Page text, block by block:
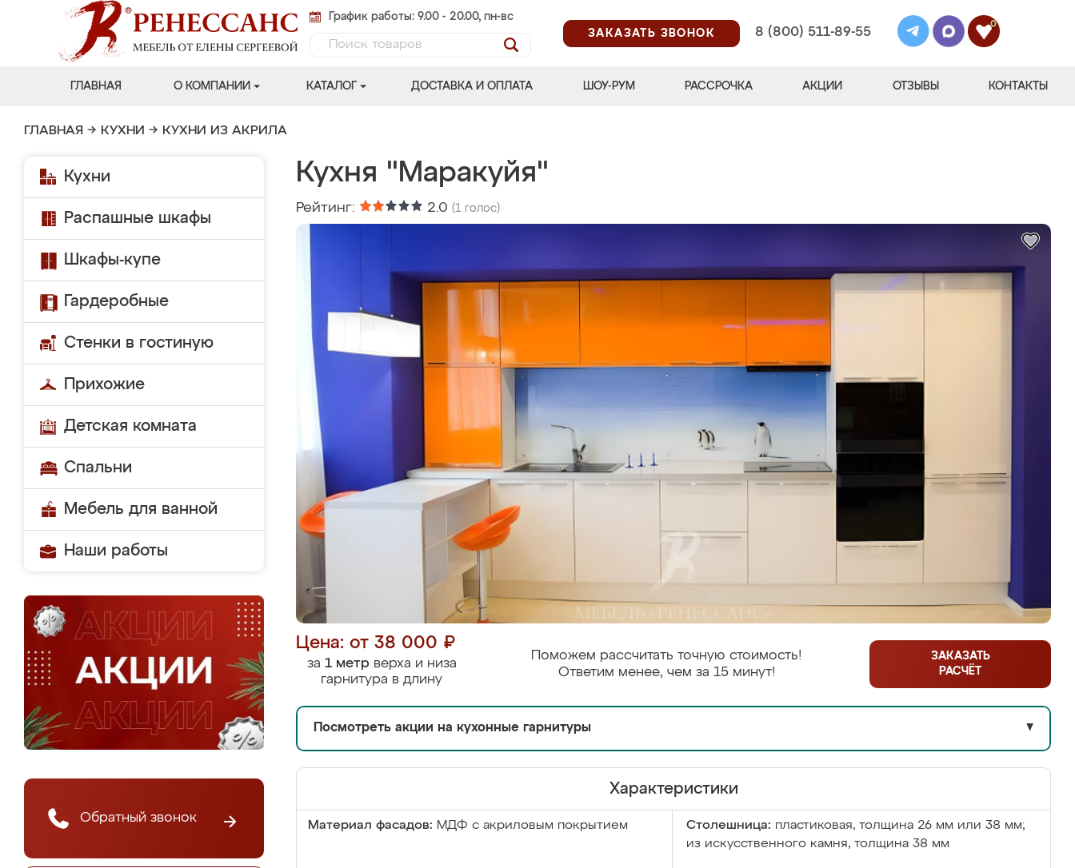
График работы: 9.00 - 20.00, пн-вс
ЗАКАЗАТЬ ЗВОНОК
8 (800) 511-89-55
0
ГЛАВНАЯ О КОМПАНИИ КАТАЛОГ ДОСТАВКА И ОПЛАТА ШОУ-РУМ РАССРОЧКА АКЦИИ ОТЗЫВЫ КОНТАКТЫ
ГЛАВНАЯ → КУХНИ → КУХНИ ИЗ АКРИЛА
Кухни
Распашные шкафы
Шкафы-купе
Гардеробные
Стенки в гостиную
Прихожие
Детская комната
Спальни
Мебель для ванной
Наши работы
Обратный звонок
Кухня "Маракуйя"
Рейтинг: 2.0 (1 голос)
Цена: от 38 000 ₽
за 1 метрверха и низа
гарнитура в длину
Поможем рассчитать точную стоимость!
Ответим менее, чем за 15 минут!
ЗАКАЗАТЬ
РАСЧЁТ
Посмотреть акции на кухонные гарнитуры ▼
Характеристики
Материал фасадов: МДФ с акриловым покрытием Столешница: пластиковая, толщина 26 мм или 38 мм;
из искусственного камня, толщина 38 мм